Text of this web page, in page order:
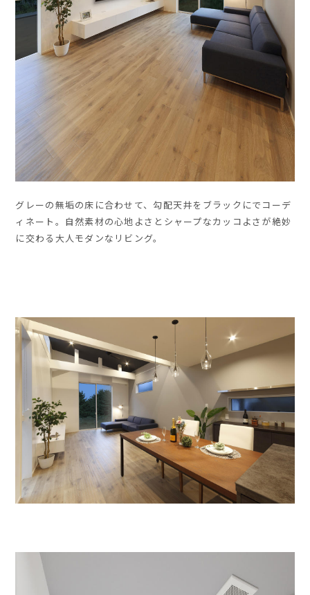
グレーの無垢の床に合わせて、勾配天井をブラックにでコーデ
ィネート。自然素材の心地よさとシャープなカッコよさが絶妙
に交わる大人モダンなリビング。